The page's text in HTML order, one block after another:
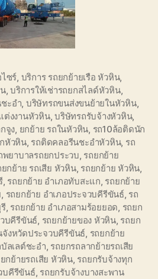
ซร์, บริการ รถยกย้ายเรือ หัวหิน,
,บริการให้เช่ารถยกสไลด์หัวหิน,
ะอำ, บริษัทรถขนส่งขนย้ายในหัวหิน,
ต่งงานหัวหิน,บริษัทรถรับจ้างหัวหิน,
จูง, ยกย้าย รถในหัวหิน, รถ10ล้อติดนัก
หัวหิน, รถติดคลอรีนชะอำหัวหิน, รถ
พยาบาลรถยกประวบ, รถยกย้าย
ยกย้าย รถเสีย หัวหิน, รถยกย้าย หัวหิน,
, รถยกย้าย อำเภอทับสะแก, รถยกย้าย
, รถยกย้าย อำเภอประจวบคีรีขันธ์, รถ
, รถยกย้าย อำเภอสามร้อยยอด, รถยก
บคีรีขันธ์, รถยกย้ายของ หัวหิน, รถยก
งหวัดประจวบคีรีขันธ์, รถยกย้าย
ลเลต์ชะอำ, รถยกรถลากย้ายรถเสีย
กย้ายรถเสีย หัวหิน, รถยกรับจ้างทุก
บคีรีขันธ์, รถยกรับจ้างบางสะพาน